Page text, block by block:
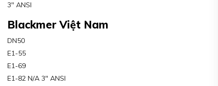
3″ ANSI
Blackmer Việt Nam
DN50
E1-55
E1-69
E1-82 N/A 3″ ANSI